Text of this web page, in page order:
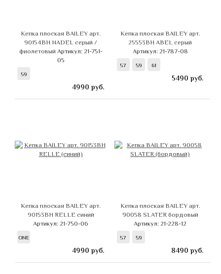
Кепка плоская BAILEY арт.
90154BH NADEL серый /
фиолетовый Артикул: 21-751-
05
59
4990 руб.
Кепка плоская BAILEY арт.
25553BH ABEL серый
Артикул: 21-787-08
57 59 61
5490 руб.
Кепка плоская BAILEY арт.
90153BH RELLE синий
Артикул: 21-750-06
ONE
4990 руб.
Кепка плоская BAILEY арт.
90058 SLATER бордовый
Артикул: 21-228-12
57 59
8490 руб.